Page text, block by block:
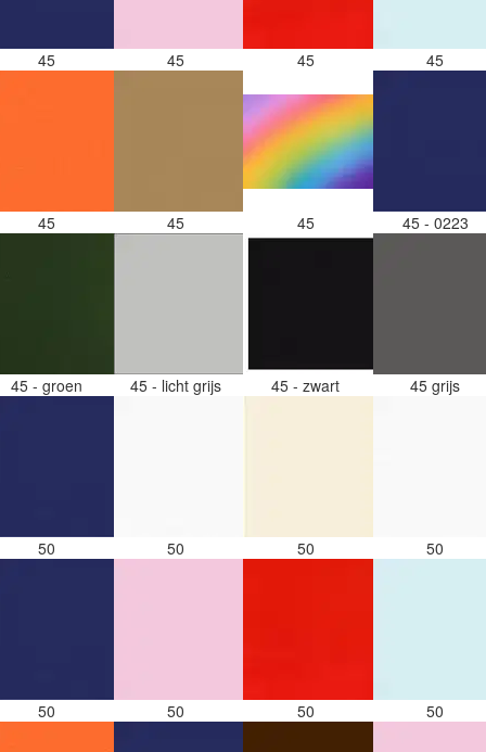
45 45 45 45
45 45 45 45 - 0223
45 - groen 45 - licht grijs 45 - zwart 45 grijs
50 50 50 50
50 50 50 50